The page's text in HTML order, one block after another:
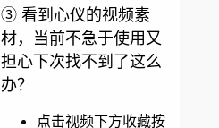
③ 看到心仪的视频素
材，当前不急于使用又
担心下次找不到了这么
办？
点击视频下方收藏按